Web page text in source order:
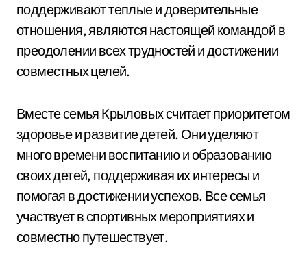
поддерживают теплые и доверительные
отношения, являются настоящей командой в
преодолении всех трудностей и достижении
совместных целей.
Вместе семья Крыловых считает приоритетом
здоровье и развитие детей. Они уделяют
много времени воспитанию и образованию
своих детей, поддерживая их интересы и
помогая в достижении успехов. Все семья
участвует в спортивных мероприятиях и
совместно путешествует.